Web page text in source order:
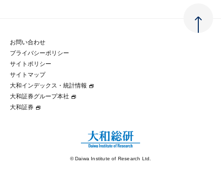
金融経済教育等
コラム
大和インデックス・統計情報
マルチステークホルダー方針
パートナーシップ構築宣言
大和総研の歩み
グループ会社
経験者採用
お問い合わせ
プライバシーポリシー
サイトポリシー
サイトマップ
大和インデックス・統計情報
大和証券グループ本社
大和証券
© Daiwa Institute of Research Ltd.